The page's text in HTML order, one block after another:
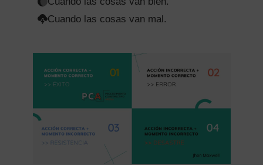
Cuando las cosas van mal.